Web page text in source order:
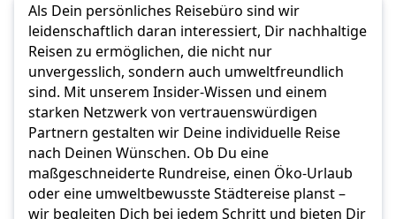
Als Dein persönliches Reisebüro sind wir
leidenschaftlich daran interessiert, Dir nachhaltige
Reisen zu ermöglichen, die nicht nur
unvergesslich, sondern auch umweltfreundlich
sind. Mit unserem Insider-Wissen und einem
starken Netzwerk von vertrauenswürdigen
Partnern gestalten wir Deine individuelle Reise
nach Deinen Wünschen. Ob Du eine
maßgeschneiderte Rundreise, einen Öko-Urlaub
oder eine umweltbewusste Städtereise planst –
wir begleiten Dich bei jedem Schritt und bieten Dir